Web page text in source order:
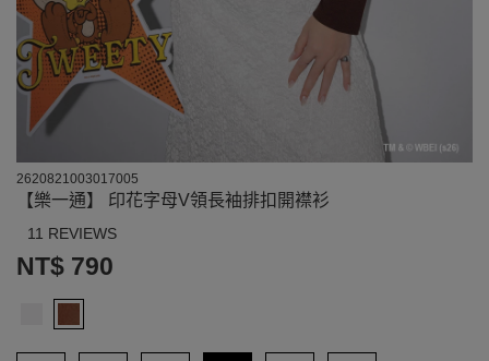
2620821003017005
【樂一通】 印花字母V領長袖排扣開襟衫
11 REVIEWS
NT$ 790